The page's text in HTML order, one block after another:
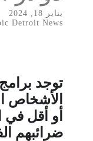
يناير 18, 2024
Detroit News
توجد
الأشخاص
أو أقل في
ضرائبهم